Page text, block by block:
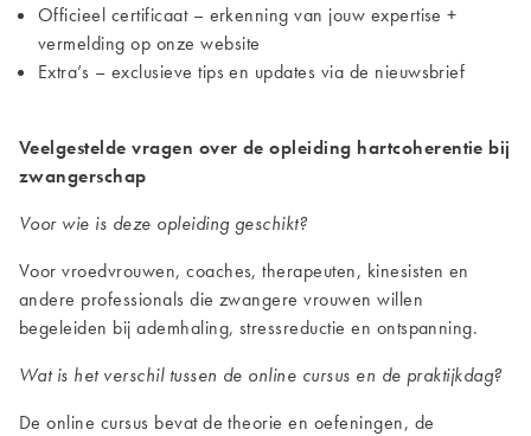
Officieel certificaat – erkenning van jouw expertise +
vermelding op onze website
Extra’s – exclusieve tips en updates via de nieuwsbrief
Veelgestelde vragen over de opleiding hartcoherentie bij
zwangerschap
Voor wie is deze opleiding geschikt?
Voor vroedvrouwen, coaches, therapeuten, kinesisten en
andere professionals die zwangere vrouwen willen
begeleiden bij ademhaling, stressreductie en ontspanning.
Wat is het verschil tussen de online cursus en de praktijkdag?
De online cursus bevat de theorie en oefeningen, de